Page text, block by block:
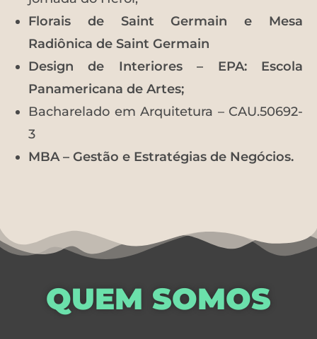
Florais de Saint Germain e Mesa
Radiônica de Saint Germain
Design de Interiores – EPA: Escola
Panamericana de Artes;
Bacharelado em Arquitetura – CAU.50692-
3
MBA – Gestão e Estratégias de Negócios.
QUEM SOMOS